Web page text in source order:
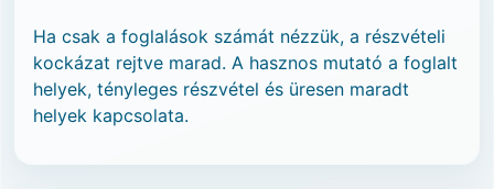
Ha csak a foglalások számát nézzük, a részvételi
kockázat rejtve marad. A hasznos mutató a foglalt
helyek, tényleges részvétel és üresen maradt
helyek kapcsolata.